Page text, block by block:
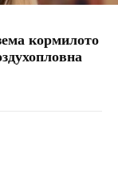
кормилото